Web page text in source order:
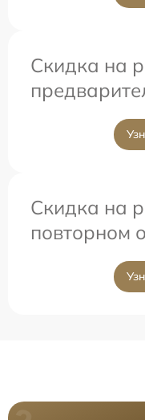
Скидка на
Скидка на
повторном